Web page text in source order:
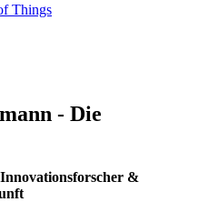
Things
- Die
&